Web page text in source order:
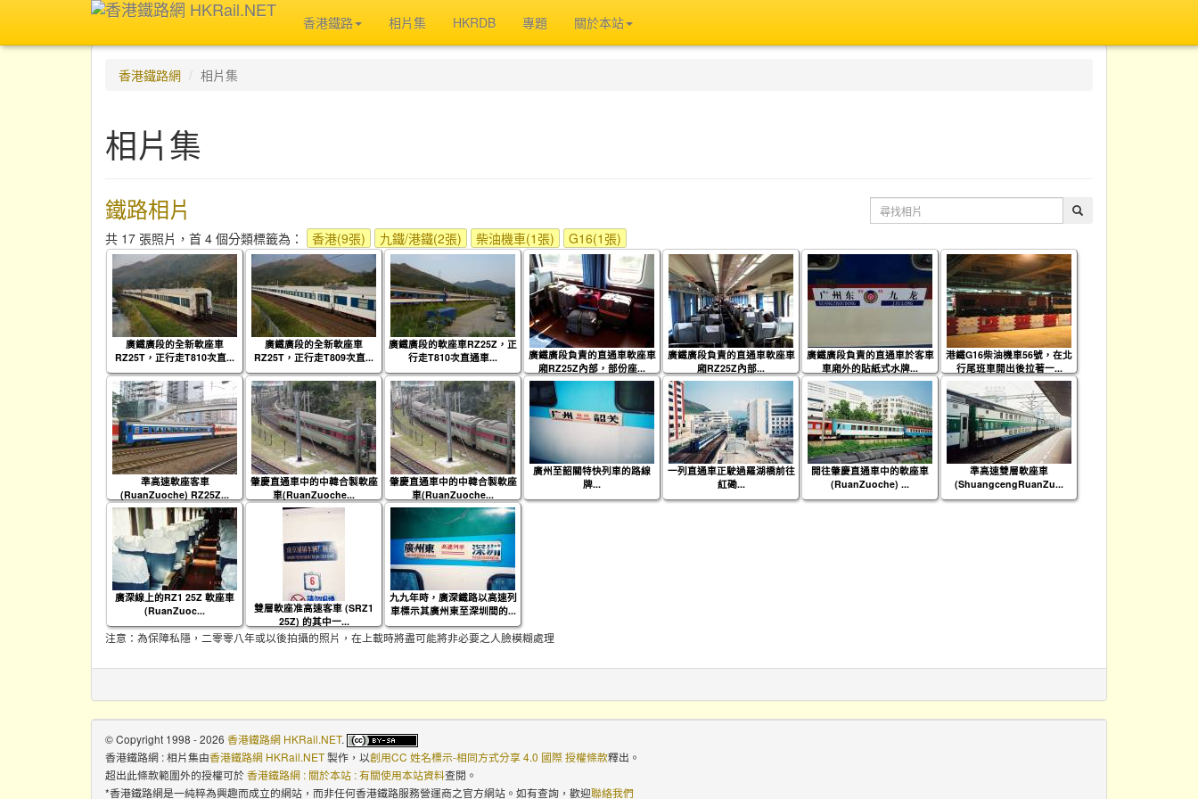
香港鐵路 相片集 HKRDB 專題 關於本站
香港鐵路網 相片集
相片集
鐵路相片
共 17 張照片，首 4 個分類標籤為： 香港(9張) 九鐵/港鐵(2張) 柴油機車(1張) G16(1張)
廣鐵廣段的全新軟座車
RZ25T，正行走T810次直...
廣鐵廣段的全新軟座車
RZ25T，正行走T809次直...
廣鐵廣段的軟座車RZ25Z，正
行走T810次直通車...
廣鐵廣段負責的直通車軟座車
廂RZ25Z內部，部份座...
廣鐵廣段負責的直通車軟座車
廂RZ25Z內部...
廣鐵廣段負責的直通車於客車
車廂外的貼紙式水牌...
港鐵G16柴油機車56號，在北
行尾班車開出後拉著一...
準高速軟座客車
(RuanZuoche) RZ25Z...
肇慶直通車中的中韓合製軟座
車(RuanZuoche...
肇慶直通車中的中韓合製軟座
車(RuanZuoche...
廣州至韶關特快列車的路線
牌...
一列直通車正駛過羅湖橋前往
紅磡...
開往肇慶直通車中的軟座車
(RuanZuoche) ...
準高速雙層軟座車
(ShuangcengRuanZu...
廣深線上的RZ1 25Z 軟座車
(RuanZuoc...
雙層軟座准高速客車 (SRZ1
25Z) 的其中一...
九九年時，廣深鐵路以高速列
車標示其廣州東至深圳間的...
注意：為保障私隱，二零零八年或以後拍攝的照片，在上載時將盡可能將非必要之人臉模糊處理
© Copyright 1998 - 2026 香港鐵路網 HKRail.NET.
香港鐵路網 : 相片集由香港鐵路網 HKRail.NET製作，以創用CC 姓名標示-相同方式分享 4.0 國際 授權條款釋出。
超出此條款範圍外的授權可於香港鐵路網 : 關於本站 : 有關使用本站資料查閱。
*香港鐵路網是一純粹為興趣而成立的網站，而非任何香港鐵路服務營運商之官方網站。如有查詢，歡迎聯絡我們